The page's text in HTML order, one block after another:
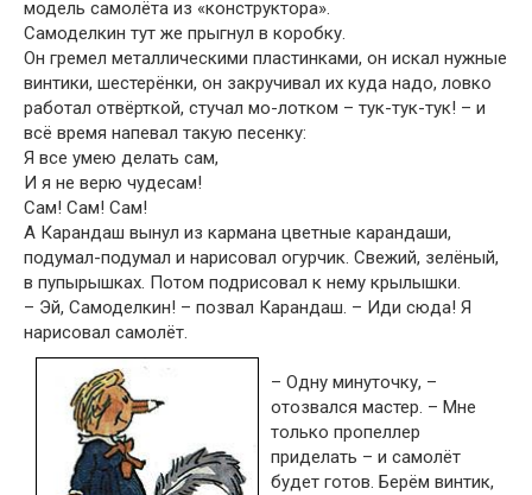
модель самолёта из «конструктора».
Самоделкин тут же прыгнул в коробку.
Он гремел металлическими пластинками, он искал нужные
винтики, шестерёнки, он закручивал их куда надо, ловко
работал отвёрткой, стучал мо-лотком – тук-тук-тук! – и
всё время напевал такую песенку:
Я все умею делать сам,
И я не верю чудесам!
Сам! Сам! Сам!
А Карандаш вынул из кармана цветные карандаши,
подумал-подумал и нарисовал огурчик. Свежий, зелёный,
в пупырышках. Потом подрисовал к нему крылышки.
– Эй, Самоделкин! – позвал Карандаш. – Иди сюда! Я
нарисовал самолёт.
– Одну минуточку, –
отозвался мастер. – Мне
только пропеллер
приделать – и самолёт
будет готов. Берём винтик,